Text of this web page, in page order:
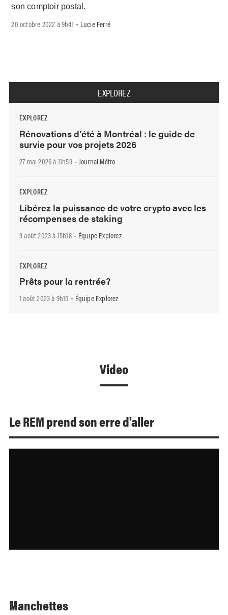
son comptoir postal.
20 octobre 2022 à 9h41 - Lucie Ferré
EXPLOREZ
EXPLOREZ
Rénovations d’été à Montréal : le guide de
survie pour vos projets 2026
27 mai 2026 à 11h59- Journal Métro
EXPLOREZ
Libérez la puissance de votre crypto avec les
récompenses de staking
3 août 2023 à 15h18- Équipe Explorez
EXPLOREZ
Prêts pour la rentrée?
1 août 2023 à 9h15 - Équipe Explorez
Video
Le REM prend son erre d'aller
Manchettes